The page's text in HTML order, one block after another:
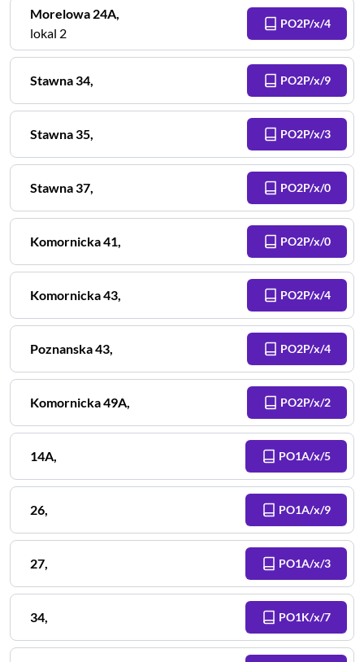
Morelowa 24A,
lokal 2
PO2P/x/4
Stawna34, PO2P/x/9
Stawna35, PO2P/x/3
Stawna37, PO2P/x/0
Komornicka41, PO2P/x/0
Komornicka43, PO2P/x/4
Poznanska43, PO2P/x/4
Komornicka49A, PO2P/x/2
14A, PO1A/x/5
26, PO1A/x/9
27, PO1A/x/3
34, PO1K/x/7